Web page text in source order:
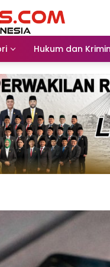
Hukum dan